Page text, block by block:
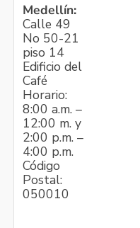
Medellín:
Calle 49
No 50-21
piso 14
Edificio del
Café
Horario:
8:00 a.m. –
12:00 m. y
2:00 p.m. –
4:00 p.m.
Código
Postal:
050010